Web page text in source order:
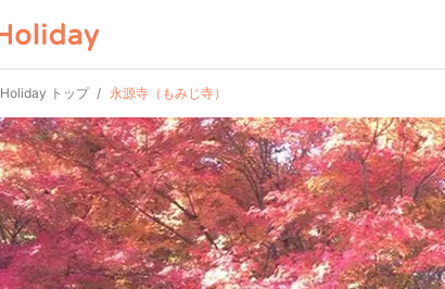
Holiday トップ 永源寺（もみじ寺）